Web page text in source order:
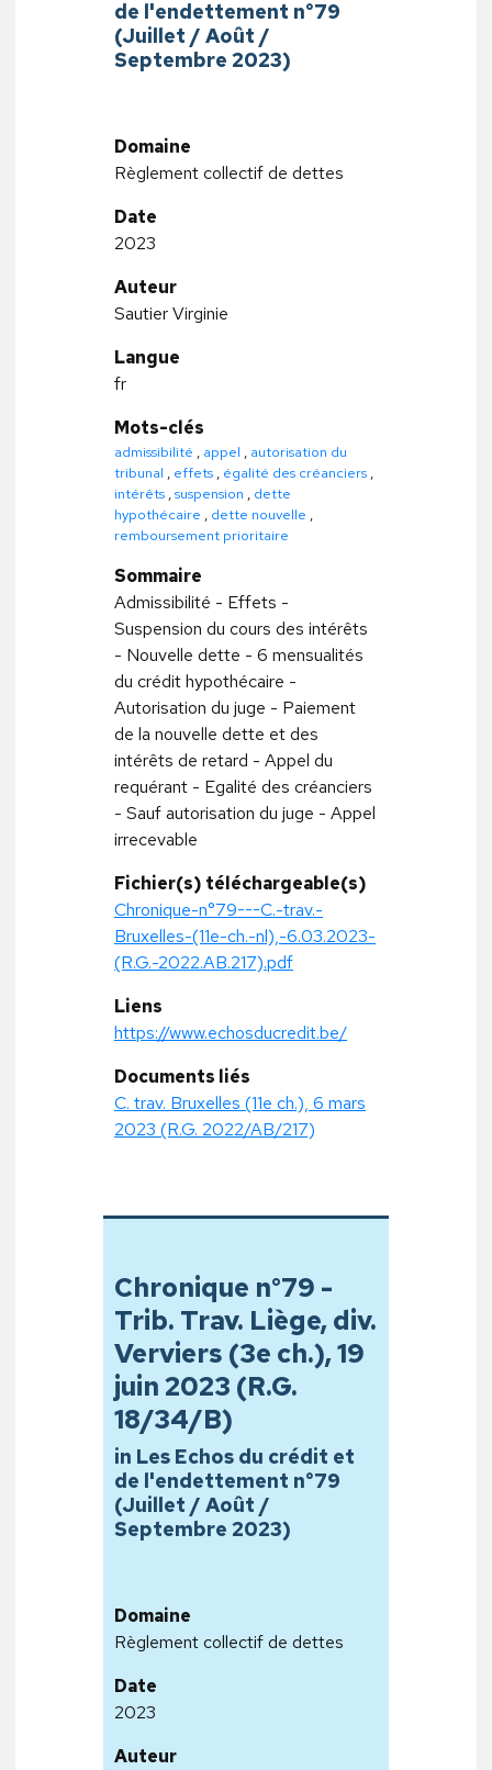
de l'endettement n°79
(Juillet / Août /
Septembre 2023)
Domaine
Règlement collectif de dettes
Date
2023
Auteur
Sautier Virginie
Langue
fr
Mots-clés
admissibilité , appel , autorisation du
tribunal , effets , égalité des créanciers ,
intérêts ,suspension , dette
hypothécaire , dette nouvelle ,
remboursement prioritaire
Sommaire
Admissibilité - Effets -
Suspension du cours des intérêts
- Nouvelle dette - 6 mensualités
du crédit hypothécaire -
Autorisation du juge - Paiement
de la nouvelle dette et des
intérêts de retard - Appel du
requérant - Egalité des créanciers
- Sauf autorisation du juge - Appel
irrecevable
Fichier(s) téléchargeable(s)
Chronique-n°79---C.-trav.-
Bruxelles-(11e-ch.-nl),-6.03.2023-
(R.G.-2022.AB.217).pdf
Liens
https://www.echosducredit.be/
Documents liés
C. trav. Bruxelles (11e ch.), 6 mars
2023 (R.G. 2022/AB/217)
Chronique n°79 -
Trib. Trav. Liège, div.
Verviers (3e ch.), 19
juin 2023 (R.G.
18/34/B)
in Les Echos du crédit et
de l'endettement n°79
(Juillet / Août /
Septembre 2023)
Domaine
Règlement collectif de dettes
Date
2023
Auteur